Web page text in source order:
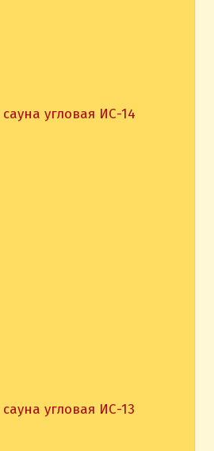
угловая ИС-14
угловая ИС-13